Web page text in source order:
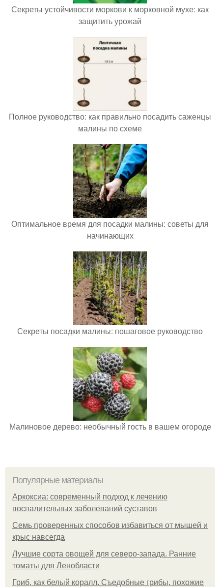
Секреты устойчивости моркови к морковной мухе: как
защитить урожай
Полное руководство: как правильно посадить саженцы
малины по схеме
Оптимальное время для посадки малины: советы для
начинающих
Секреты посадки малины: пошаговое руководство
Малиновое дерево: необычный гость в вашем огороде
Популярные материалы
Аркоксиа: современный подход к лечению
воспалительных заболеваний суставов
Семь проверенных способов избавиться от мышей и
крыс навсегда
Лучшие сорта овощей для северо-запада. Ранние
томаты для Ленобласти
Гриб, как белый коралл. Съедобные грибы, похожие